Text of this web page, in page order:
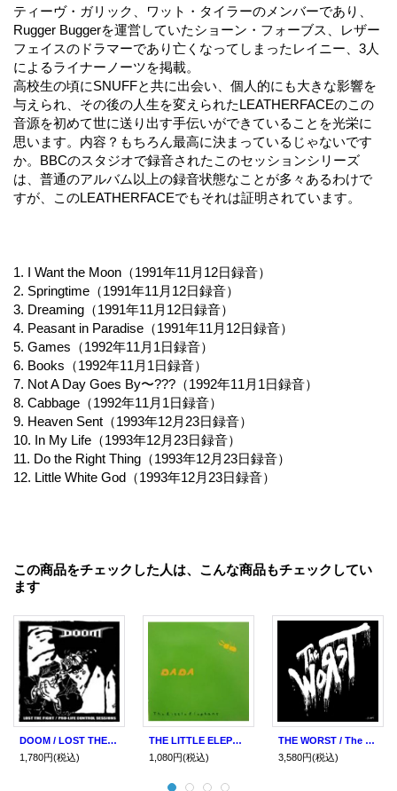
ティーヴ・ガリック、ワット・タイラーのメンバーであり、
Rugger Buggerを運営していたショーン・フォーブス、レザー
フェイスのドラマーであり亡くなってしまったレイニー、3人
によるライナーノーツを掲載。
高校生の頃にSNUFFと共に出会い、個人的にも大きな影響を
与えられ、その後の人生を変えられたLEATHERFACEのこの
音源を初めて世に送り出す手伝いができていることを光栄に
思います。内容？もちろん最高に決まっているじゃないです
か。BBCのスタジオで録音されたこのセッションシリーズ
は、普通のアルバム以上の録音状態なことが多々あるわけで
すが、このLEATHERFACEでもそれは証明されています。
1. I Want the Moon（1991年11月12日録音）
2. Springtime（1991年11月12日録音）
3. Dreaming（1991年11月12日録音）
4. Peasant in Paradise（1991年11月12日録音）
5. Games（1992年11月1日録音）
6. Books（1992年11月1日録音）
7. Not A Day Goes By〜???（1992年11月1日録音）
8. Cabbage（1992年11月1日録音）
9. Heaven Sent（1993年12月23日録音）
10. In My Life（1993年12月23日録音）
11. Do the Right Thing（1993年12月23日録音）
12. Little White God（1993年12月23日録音）
この商品をチェックした人は、こんな商品もチェックしてい
ます
DOOM / LOST THE FIGHT + PRO-LIFE CONTROL SESSIONS (LP) Agipunk
1,780円(税込)
THE LITTLE ELEPHANT / Da da (7ep)
1,080円(税込)
THE WORST / The worst of the worst (Lp) Radio raheem
3,580円(税込)